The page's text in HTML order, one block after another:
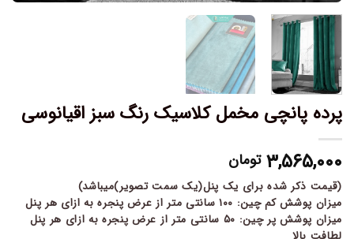
پرده پانچی مخمل کلاسیک رنگ سبز اقیانوسی
۳,۵۶۵,۰۰۰ تومان
(قیمت ذکر شده برای یک پنل(یک سمت تصویر)میباشد)
میزان پوشش کم چین: ۱۰۰ سانتی متر از عرض پنجره به ازای هر پنل
میزان پوشش پر چین: ۵۰ سانتی متر از عرض پنجره به ازای هر پنل